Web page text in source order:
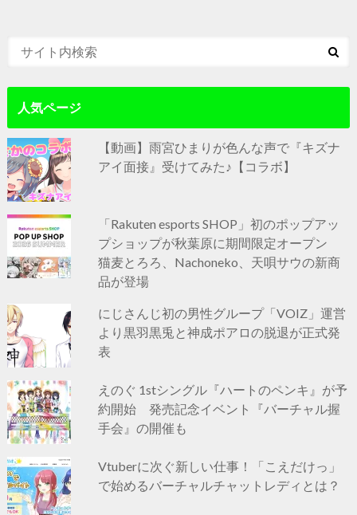
人気ページ
【動画】雨宮ひまりが色んな声で『キズナ
アイ面接』受けてみた♪【コラボ】
「Rakuten esports SHOP」初のポップアッ
プショップが秋葉原に期間限定オープン
猫麦とろろ、Nachoneko、天唄サウの新商
品が登場
にじさんじ初の男性グループ「VOIZ」運営
より黒羽黒兎と神成ポアロの脱退が正式発
表
えのぐ 1stシングル『ハートのペンキ』が予
約開始 発売記念イベント『バーチャル握
手会』の開催も
Vtuberに次ぐ新しい仕事！「こえだけっ」
で始めるバーチャルチャットレディとは？